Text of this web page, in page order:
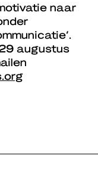
naar
augustus